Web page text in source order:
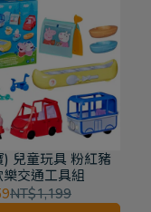
) 兒童玩具 粉紅豬
樂交通工具組
NT$1,199